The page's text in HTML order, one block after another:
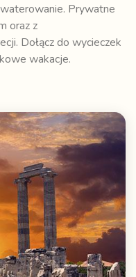
Prywatne
oraz z
Dołącz do wycieczek
wakacje.